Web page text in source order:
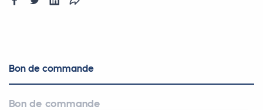
Bon de commande
Bon de commande